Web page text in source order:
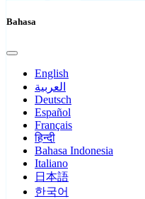
Bahasa
English
العربية
Deutsch
Español
Français
हिन्दी
Bahasa Indonesia
Italiano
日本語
한국어